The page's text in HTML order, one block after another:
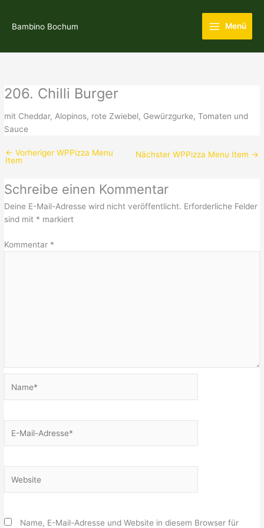
springen
Bambino Bochum
Main
Menu
Menü
206. Chilli Burger
mit Cheddar, Alopinos, rote Zwiebel, Gewürzgurke, Tomaten und
Sauce
← Vorheriger WPPizza Menu
Item
Nächster WPPizza Menu Item →
Schreibe einen Kommentar
Deine E-Mail-Adresse wird nicht veröffentlicht. Erforderliche Felder
sind mit * markiert
Kommentar *
Mail-
Name, E-Mail-Adresse und Website in diesem Browser für